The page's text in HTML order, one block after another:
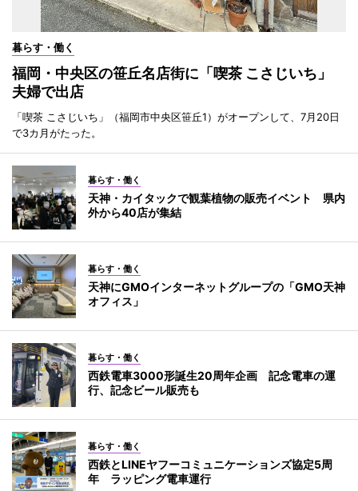
暮らす・働く
福岡・中央区の笹丘名店街に「喫茶 こさじいち」
夫婦で出店
「喫茶 こさじいち」（福岡市中央区笹丘1）がオープンして、7月20日
で3カ月がたった。
暮らす・働く
天神・カイタックで観葉植物の販売イベント 県内
外から40店が集結
暮らす・働く
天神にGMOインターネットグループの「GMO天神
オフィス」
暮らす・働く
西鉄電車3000形誕生20周年企画 記念電車の運
行、記念ビール販売も
暮らす・働く
西鉄とLINEヤフーコミュニケーションズ協定5周
年 ラッピング電車運行